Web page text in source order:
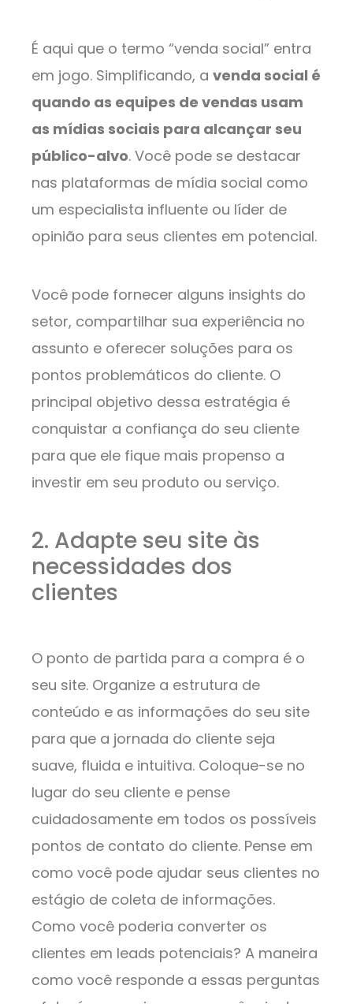
É aqui que o termo “venda social” entra
em jogo. Simplificando, a venda social é
quando as equipes de vendas usam
as mídias sociais para alcançar seu
público-alvo. Você pode se destacar
nas plataformas de mídia social como
um especialista influente ou líder de
opinião para seus clientes em potencial.
Você pode fornecer alguns insights do
setor, compartilhar sua experiência no
assunto e oferecer soluções para os
pontos problemáticos do cliente. O
principal objetivo dessa estratégia é
conquistar a confiança do seu cliente
para que ele fique mais propenso a
investir em seu produto ou serviço.
2. Adapte seu site às
necessidades dos
clientes
O ponto de partida para a compra é o
seu site. Organize a estrutura de
conteúdo e as informações do seu site
para que a jornada do cliente seja
suave, fluida e intuitiva. Coloque-se no
lugar do seu cliente e pense
cuidadosamente em todos os possíveis
pontos de contato do cliente. Pense em
como você pode ajudar seus clientes no
estágio de coleta de informações.
Como você poderia converter os
clientes em leads potenciais? A maneira
como você responde a essas perguntas